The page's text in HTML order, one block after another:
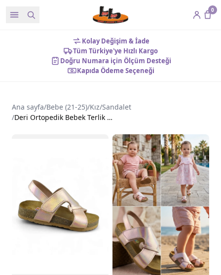
0
Kolay Değişim & İade
Tüm Türkiye'ye Hızlı Kargo
Doğru Numara için Ölçüm Desteği
Kapıda Ödeme Seçeneği
Ana sayfa/Bebe (21-25)/Kız/Sandalet
/
Deri Ortopedik Bebek Terlik Sandalet Rose